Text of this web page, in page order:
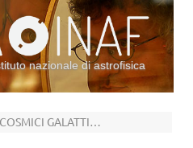
nazionale di astrofisica
I RISCHI MAGGIORI: RAGGI COSMICI GALATTICI E TEMPESTE SOLARI